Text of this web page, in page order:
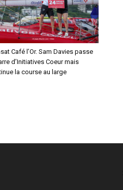
Café l’Or. Sam Davies passe
d’Initiatives Coeur mais
la course au large